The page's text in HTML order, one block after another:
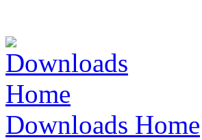
Downloads Home